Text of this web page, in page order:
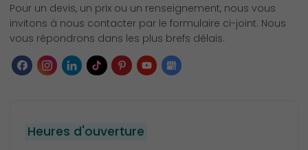
Pour un devis, un prix ou un renseignement, nous vous
invitons à nous contacter par le formulaire ci-joint. Nous
vous répondrons dans les plus brefs délais.
Heures d'ouverture